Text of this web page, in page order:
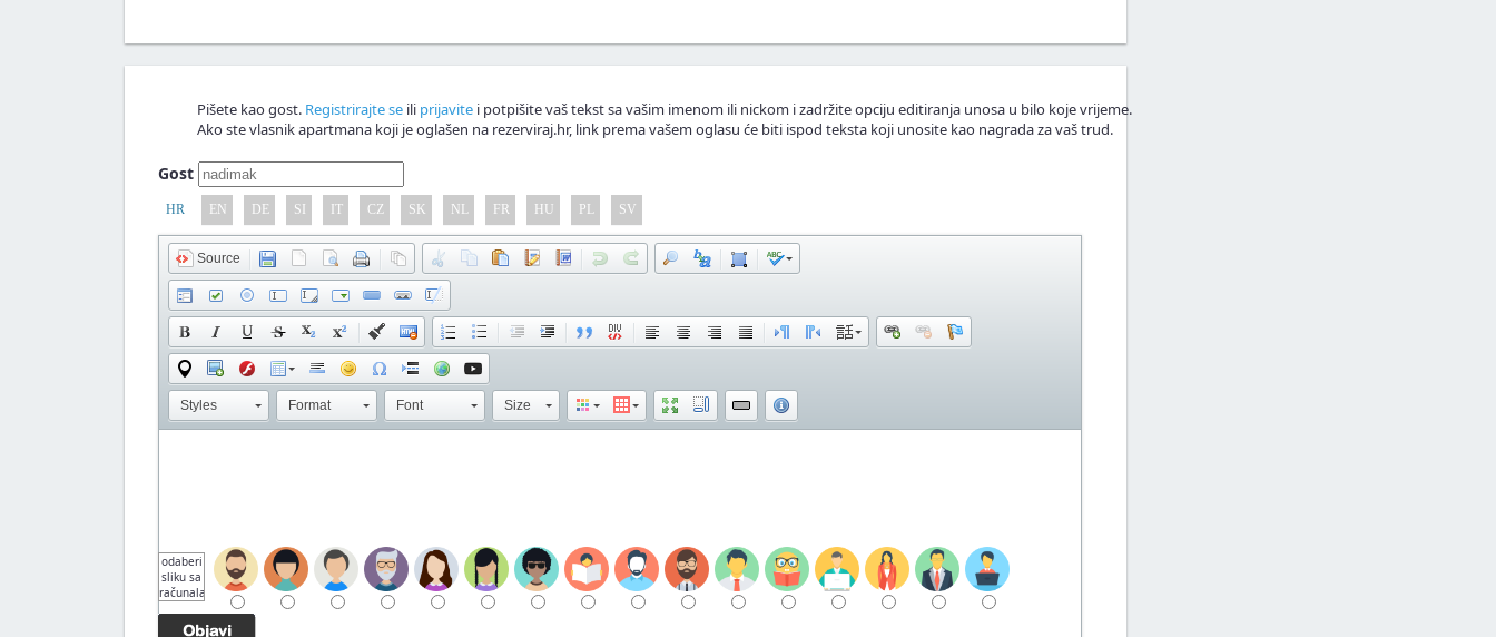
Pišete kao gost. Registrirajte se ili prijavite i potpišite vaš tekst sa vašim imenom ili nickom i zadržite opciju editiranja unosa u bilo koje vrijeme.
Ako ste vlasnik apartmana koji je oglašen na rezerviraj.hr, link prema vašem oglasu će biti ispod teksta koji unosite kao nagrada za vaš trud.
Gost
HR EN DE SI IT CZ SK NL FR HU PL SV
Source
Styles Format Font Size
odaberi
sliku sa
računala